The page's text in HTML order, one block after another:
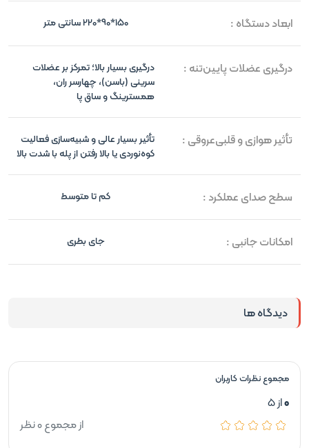
ابعاد دستگاه : 150*90*220 سانتی متر
درگیری عضلات پایین‌تنه :
درگیری بسیار بالا؛ تمرکز بر عضلات
سرینی (باسن)، چهارسر ران،
همسترینگ و ساق پا
تأثیر هوازی و قلبی‌عروقی :
تأثیر بسیار عالی و شبیه‌سازی فعالیت
کوه‌نوردی یا بالا رفتن از پله با شدت بالا
سطح صدای عملکرد : کم تا متوسط
امکانات جانبی : جای بطری
دیدگاه ها
مجموع نظرات کاربران
0از 5
از مجموع 0 نظر